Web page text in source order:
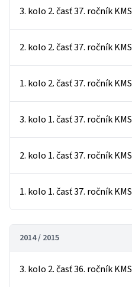
3. kolo 2. časť 37. ročník KMS
2. kolo 2. časť 37. ročník KMS
1. kolo 2. časť 37. ročník KMS
3. kolo 1. časť 37. ročník KMS
2. kolo 1. časť 37. ročník KMS
1. kolo 1. časť 37. ročník KMS
2014 / 2015
3. kolo 2. časť 36. ročník KMS